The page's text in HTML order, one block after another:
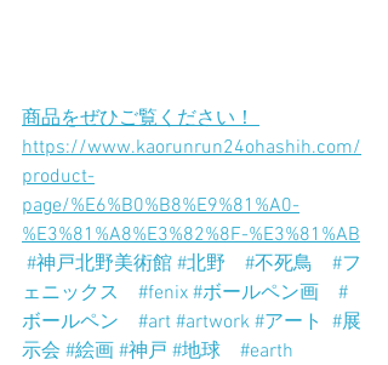
商品をぜひご覧ください！
https://www.kaorunrun24ohashih.com/
product-
page/%E6%B0%B8%E9%81%A0-
%E3%81%A8%E3%82%8F-%E3%81%AB
#神戸北野美術館 #北野 #不死鳥
#フ
ェニックス
#fenix #ボールペン画
#
ボールペン
#art #artwork #アート #展
示会 #絵画 #神戸 #地球 #earth